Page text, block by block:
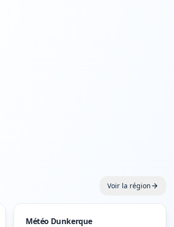
Voir la région
Météo Dunkerque